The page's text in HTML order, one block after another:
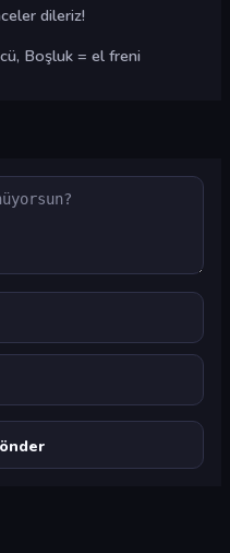
dileriz!
Boşluk = el freni